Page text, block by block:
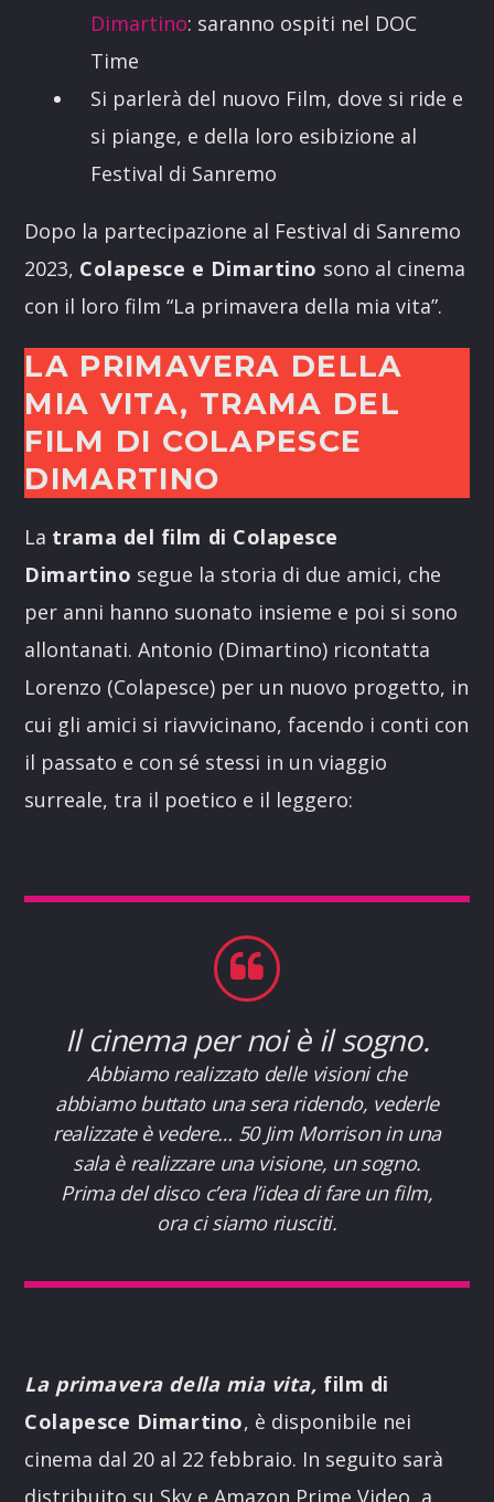
Dimartino: saranno ospiti nel DOC
Time
Si parlerà del nuovo Film, dove si ride e
si piange, e della loro esibizione al
Festival di Sanremo
Dopo la partecipazione al Festival di Sanremo
2023, Colapesce e Dimartino sono al cinema
con il loro film “La primavera della mia vita”.
LA PRIMAVERA DELLA
MIA VITA, TRAMA DEL
FILM DI COLAPESCE
DIMARTINO
La trama del film di Colapesce
Dimartino segue la storia di due amici, che
per anni hanno suonato insieme e poi si sono
allontanati. Antonio (Dimartino) ricontatta
Lorenzo (Colapesce) per un nuovo progetto, in
cui gli amici si riavvicinano, facendo i conti con
il passato e con sé stessi in un viaggio
surreale, tra il poetico e il leggero:
Il cinema per noi è il sogno.
Abbiamo realizzato delle visioni che
abbiamo buttato una sera ridendo, vederle
realizzate è vedere… 50 Jim Morrison in una
sala è realizzare una visione, un sogno.
Prima del disco c’era l’idea di fare un film,
ora ci siamo riusciti.
La primavera della mia vita, film di
Colapesce Dimartino, è disponibile nei
cinema dal 20 al 22 febbraio. In seguito sarà
distribuito su Sky e Amazon Prime Video, a